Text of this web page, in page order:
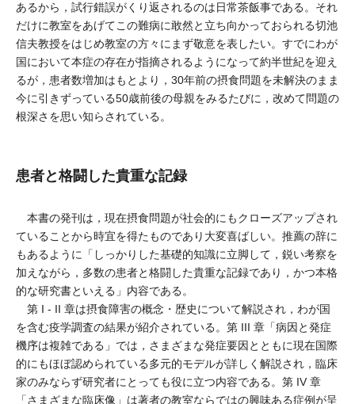
あるから，試行錯誤がくり返されるのは日常茶飯事である。それ
だけに教室をあげてこの難病に敢然と立ち向かっておられる切池
信夫教授をはじめ教室の方々にまず敬意を表したい。すでにわが
国において本症の存在が指摘されるようになって約半世紀を迎え
るが，患者数増加はもとより，30年前の摂食問題を未解決のまま
今に引きずっている50歳前後の母親をみるたびに，改めて問題の
根深さを思い知らされている。
患者と格闘した貴重な記録
本書の発刊は，現在摂食問題が社会的にもクローズアップされ
ていることから時宜を得たものであり大変喜ばしい。推薦の辞に
もあるように「しっかりした基礎的知識に立脚して，鋭い考察を
加えながら，多数の患者と格闘した貴重な記録であり，かつ本格
的な研究書といえる」内容である。
第 I - II 章は摂食障害の概念・歴史について解説され，わが国
を含む疫学調査の結果が紹介されている。第 III 章「病因と発症
機序は複雑である」では，さまざまな発症要因とともに現在国際
的にもほぼ認められている多元的モデルが詳しく解説され，臨床
家のみならず研究者にとっても役に立つ内容である。第 IV 章
「さまざまな臨床像」は著者の教室ならではの興味ある症例が呈